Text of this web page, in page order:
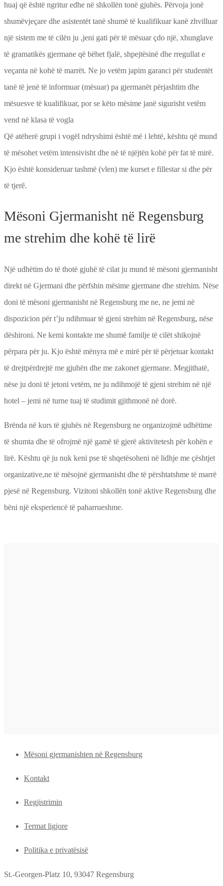
huaj që është ngritur edhe në shkollën tonë gjuhës. Përvoja jonë
shumëvjeçare dhe asistentët tanë shumë të kualifikuar kanë zhvilluar
një sistem me të cilën ju ,jeni gati për të mësuar çdo një, xhunglave
të gramatikës gjermane që bëhet fjalë, shpejtësinë dhe rregullat e
veçanta në kohë të marrët. Ne jo vetëm japim garanci për studentët
tanë të jenë të informuar (mësuar) pa gjermanët përjashtim dhe
mësuesve të kualifikuar, por se këto mësime janë sigurisht vetȅm
vend në klasa të vogla
Që atëherë grupi i vogël ndryshimi është më i lehtë, kështu që mund
të mësohet vetëm intensivisht dhe në të njëjtën kohë për fat të mirë.
Kjo është konsideruar tashmë (vlen) me kurset e fillestar si dhe për
të tjerȅ.
Mësoni Gjermanisht në Regensburg
me strehim dhe kohë të lirë
Një udhëtim do të thotë gjuhë të cilat ju mund të mësoni gjermanisht
direkt në Gjermani dhe përfshin mësime gjermane dhe strehim. Nëse
doni të mësoni gjermanisht në Regensburg me ne, ne jemi në
dispozicion për t’ju ndihmuar të gjeni strehim në Regensburg, nëse
dëshironi. Ne kemi kontakte me shumë familje të cilët shikojnë
përpara për ju. Kjo është mënyra më e mirë për të përjetuar kontakt
të drejtpërdrejtë me gjuhën dhe me zakonet gjermane. Megjithatë,
nëse ju doni të jetoni vetëm, ne ju ndihmojë të gjeni strehim në një
hotel – jemi në turne tuaj të studimit gjithmonë në dorë.
Brënda në kurs të gjuhës në Regensburg ne organizojmë udhëtime
të shumta dhe të ofrojmë një gamë të gjerë aktivitetesh për kohën e
lirë. Kështu që ju nuk keni pse të shqetësoheni në lidhje me çështjet
organizative,ne të mësojnë gjermanisht dhe të përshtatshme të marrë
pjesë në Regensburg. Vizitoni shkollën tonë aktive Regensburg dhe
bëni një eksperiencë të paharrueshme.
Mësoni gjermanishten në Regensburg
Kontakt
Regjistrimin
Termat ligjore
Politika e privatësisë
St.-Georgen-Platz 10, 93047 Regensburg